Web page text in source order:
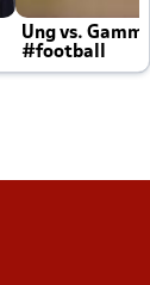
Ung vs.
#football